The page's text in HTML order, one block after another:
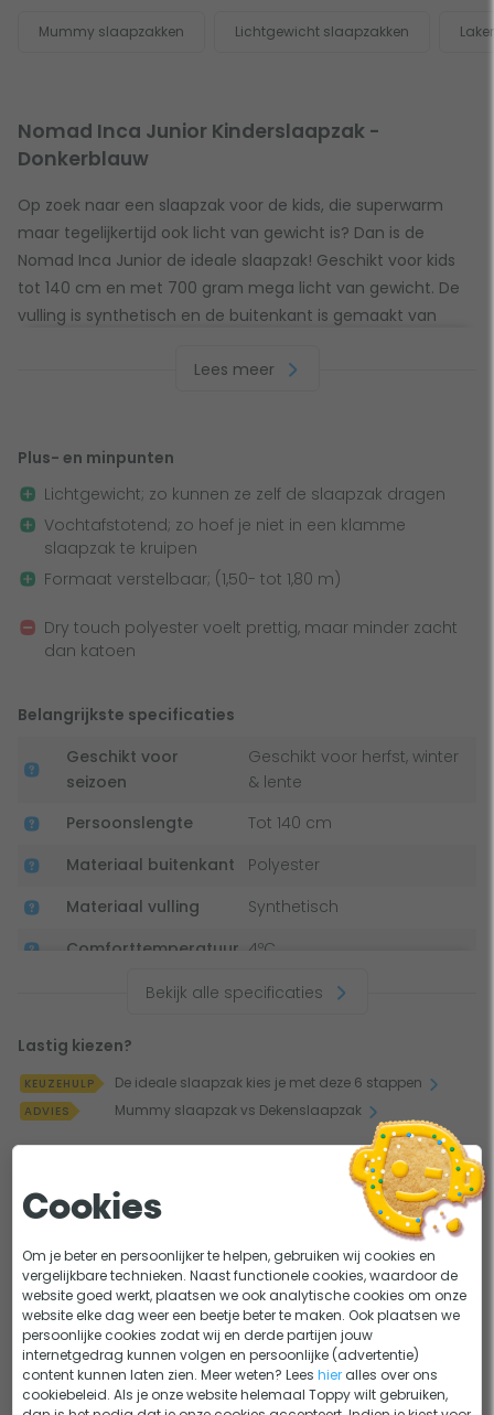
Mummy slaapzakken Lichtgewicht slaapzakken
Nomad Inca Junior Kinderslaapzak -
Donkerblauw
Op zoek naar een slaapzak voor de kids, die superwarm
maar tegelijkertijd ook licht van gewicht is? Dan is de
Nomad Inca Junior de ideale slaapzak! Geschikt voor kids
tot 140 cm en met 700 gram mega licht van gewicht. De
vulling is synthetisch en de buitenkant is gemaakt van
comforttemperatuur van 4 ºC. Perfect voor zowel de
Superwarm en licht van gewicht
De Nomad Inca Junior is een mummymodel slaapzak. Dit
betekent dat deze goed op je lichaam aansluit en dat hij
beschikt over een capuchon, warmtekraag en koordzoom.
Dit zijn allemaal fijne extra’s die ervoor zorgen dat je het
niet koud krijgt ‘s nachts. Krijg je het juist te warm? Dan rits
een van de lichtste slaapzakken. Ideaal, want zo neem je
‘m overal makkelijk mee naartoe!. Rol de slaapzak op en
met een opgeborgen afmeting van 29 bij 20 cm past hij
Lees meer
Plus- en minpunten
Lichtgewicht; zo kunnen ze zelf de slaapzak dragen
Vochtafstotend; zo hoef je niet in een klamme
slaapzak te kruipen
Formaat verstelbaar; (1,50- tot 1,80 m)
Dry touch polyester voelt prettig, maar minder zacht
dan katoen
Belangrijkste specificaties
Geschikt voor
seizoen
Geschikt voor herfst, winter
& lente
Persoonslengte
Tot 140 cm
Materiaal buitenkant
Polyester
Materiaal vulling
Synthetisch
Comforttemperatuur 4ºC
700 gram
Bekijk alle specificaties
Lastig kiezen?
KEUZEHULP De ideale slaapzak kies je met deze 6 stappen
ADVIES Mummy slaapzak vs Dekenslaapzak
Mummy slaapzakken Lichtgewicht slaapzakken
Cookies
Om je beter en persoonlijker te helpen, gebruiken wij cookies en
vergelijkbare technieken. Naast functionele cookies, waardoor de
website goed werkt, plaatsen we ook analytische cookies om onze
website elke dag weer een beetje beter te maken. Ook plaatsen we
persoonlijke cookies zodat wij en derde partijen jouw
internetgedrag kunnen volgen en persoonlijke (advertentie)
content kunnen laten zien. Meer weten? Leeshier alles over ons
cookiebeleid. Als je onze website helemaal Toppy wilt gebruiken,